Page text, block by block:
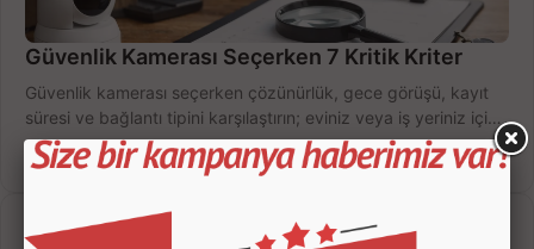
Güvenlik Kamerası Seçerken 7 Kritik Kriter
Güvenlik kamerası seçerken çözünürlük, gece görüşü, kayıt
süresi ve bağlantı tipini karşılaştırın; eviniz veya iş yeriniz için
doğru sistemi hemen seçin.
18 Temmuz 2026